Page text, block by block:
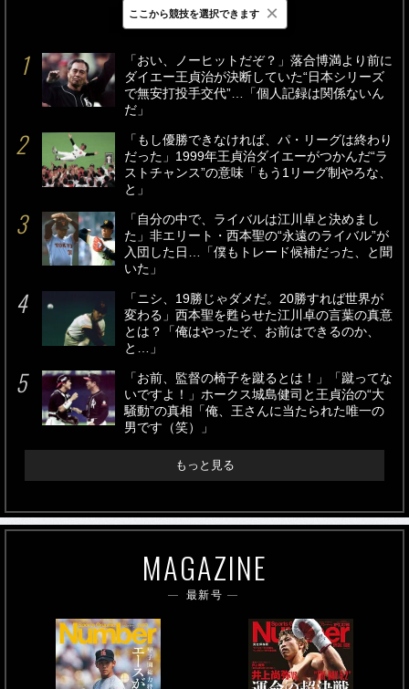
最新 24時間 週間
「おい、ノーヒットだぞ？」落合博満より前に
ダイエー王貞治が決断していた“日本シリーズ
で無安打投手交代”…「個人記録は関係ないん
だ」
「もし優勝できなければ、パ・リーグは終わり
だった」1999年王貞治ダイエーがつかんだ“ラ
ストチャンス”の意味「もう1リーグ制やろな、
と」
「自分の中で、ライバルは江川卓と決めまし
た」非エリート・西本聖の“永遠のライバル”が
入団した日…「僕もトレード候補だった、と聞
いた」
「ニシ、19勝じゃダメだ。20勝すれば世界が
変わる」西本聖を甦らせた江川卓の言葉の真意
とは？「俺はやったぞ、お前はできるのか、
と…」
「お前、監督の椅子を蹴るとは！」「蹴ってな
いですよ！」ホークス城島健司と王貞治の“大
騒動”の真相「俺、王さんに当たられた唯一の
男です（笑）」
もっと見る
MAGAZINE
最新号
ここから競技を選択できます ×